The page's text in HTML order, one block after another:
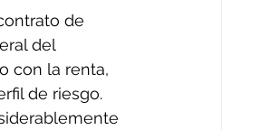
de
del
con la renta,
de riesgo.